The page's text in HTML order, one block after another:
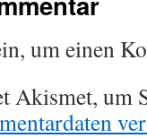
um einen
Akismet, um